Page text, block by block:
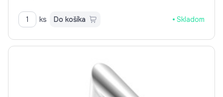
ks Do košíka Skladom